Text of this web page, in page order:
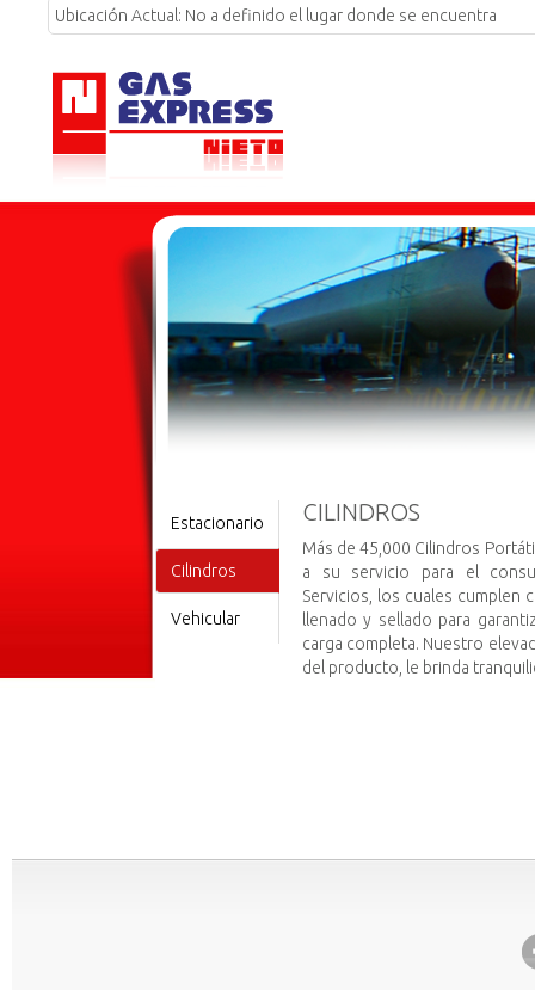
Ubicación Actual: No a definido el lugar donde se encuentra
Estacionario
Cilindros
Vehicular
CILINDROS
Más de 45,000 Cilindros
a su servicio para el
Servicios, los cuales cumplen
llenado y sellado para
carga completa. Nuestro
del producto, le brinda